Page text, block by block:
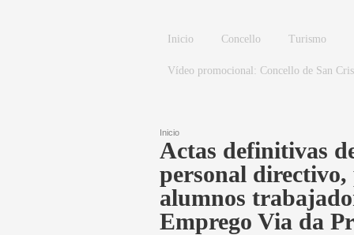
Inicio Concello Turismo
Vídeo promocional: Concello de San
Se encuentra usted aquí
Inicio
Actas definitivas
personal directivo,
alumnos
Emprego Via da